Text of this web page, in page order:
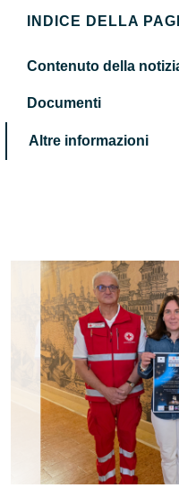
INDICE DELLA
Contenuto della
Documenti
Altre informazioni